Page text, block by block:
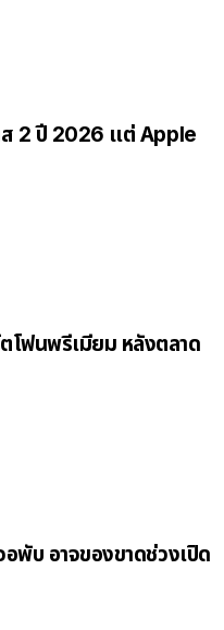
ส 2 ปี 2026 แต่ Apple
โฟนพรีเมียม หลังตลาด
พับ อาจของขาดช่วงเปิด